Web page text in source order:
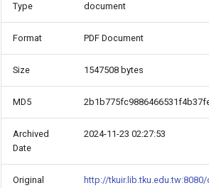
Type document
Format PDF Document
Size 1547508 bytes
MD5
Archived
Date
2024-11-23 02:27:53
Original
http://